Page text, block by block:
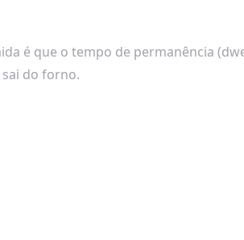
é que o tempo de permanência
do forno.